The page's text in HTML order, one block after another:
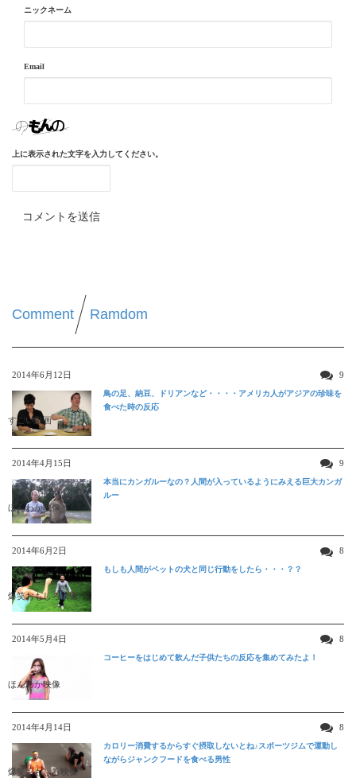
ニックネーム
Email
上に表示された文字を入力してください。
Comment Ramdom
2014年6月12日 9
すごい動画
鳥の足、納豆、ドリアンなど・・・・アメリカ人がアジアの珍味を
食べた時の反応
2014年4月15日 9
ほんわか映像
本当にカンガルーなの？人間が入っているようにみえる巨大カンガ
ルー
2014年6月2日 8
爆笑おもしろ映像
もしも人間がペットの犬と同じ行動をしたら・・・？？
2014年5月4日 8
ほんわか映像
コーヒーをはじめて飲んだ子供たちの反応を集めてみたよ！
2014年4月14日 8
爆笑おもしろ映像
カロリー消費するからすぐ摂取しないとね♪スポーツジムで運動し
ながらジャンクフードを食べる男性